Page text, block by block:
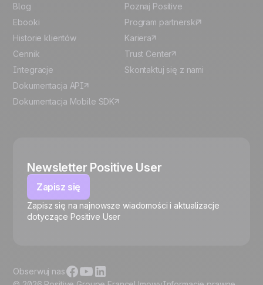
🍪
Blog
Ebooki
Historie klientów
Cennik
Integracje
Dokumentacja API
Dokumentacja Mobile SDK
Poznaj Positive
Program partnerski
Kariera
Trust Center
Skontaktuj się z nami
Newsletter Positive User
Zapisz się
Zapisz się na najnowsze wiadomości i aktualizacje
dotyczące Positive User
Obserwuj nas